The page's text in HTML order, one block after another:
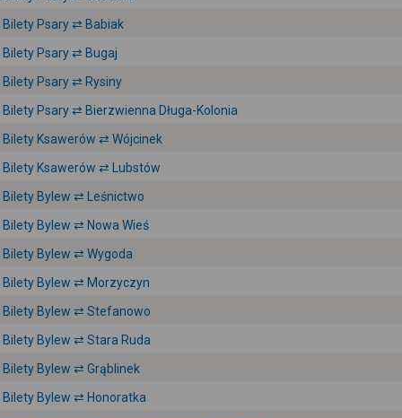
Bilety Psary ⇄ Babiak
Bilety Psary ⇄ Bugaj
Bilety Psary ⇄ Rysiny
Bilety Psary ⇄ Bierzwienna Długa-Kolonia
Bilety Ksawerów ⇄ Wójcinek
Bilety Ksawerów ⇄ Lubstów
Bilety Bylew ⇄ Leśnictwo
Bilety Bylew ⇄ Nowa Wieś
Bilety Bylew ⇄ Wygoda
Bilety Bylew ⇄ Morzyczyn
Bilety Bylew ⇄ Stefanowo
Bilety Bylew ⇄ Stara Ruda
Bilety Bylew ⇄ Grąblinek
Bilety Bylew ⇄ Honoratka